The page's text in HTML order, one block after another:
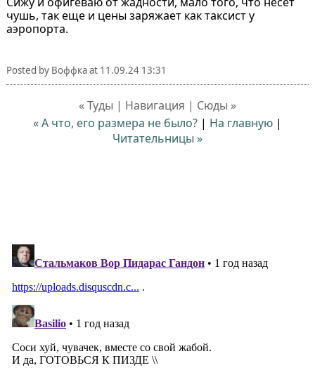
чушь, так еще и цены заряжает как таксист у
аэропорта.
Posted by Воффкаat 11.09.24 13:31
« Туды | Навигация | Сюды »
« А что, его размера не было? | На главную |
Читательницы »